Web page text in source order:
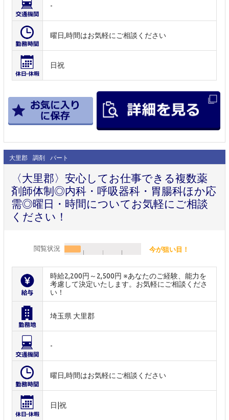
-
曜日,時間はお気軽にご相談ください
日祝
大里郡 調剤 パート
〈大里郡〉安心してお仕事できる複数薬
剤師体制◎内科・呼吸器科・胃腸科ほか応
需◎曜日・時間についてお気軽にご相談
ください！
閲覧状況 今が狙い目！
時給2,200円～2,500円 ※あなたのご経験、能力を
考慮して決定いたします。お気軽にご相談くださ
い！
埼玉県 大里郡
-
曜日,時間はお気軽にご相談ください
日|祝